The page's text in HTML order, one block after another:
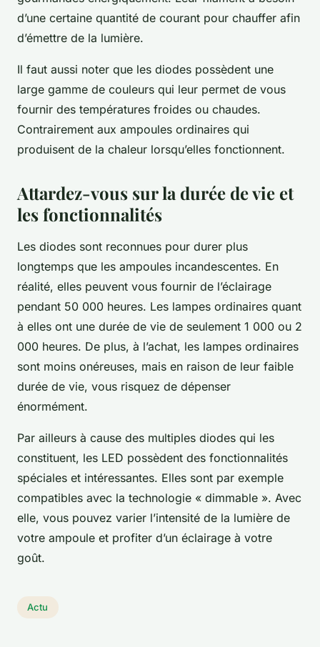
d’une certaine quantité de courant pour chauffer afin
d’émettre de la lumière.
Il faut aussi noter que les diodes possèdent une
large gamme de couleurs qui leur permet de vous
fournir des températures froides ou chaudes.
Contrairement aux ampoules ordinaires qui
produisent de la chaleur lorsqu’elles fonctionnent.
Attardez-vous sur la durée de vie et
les fonctionnalités
Les diodes sont reconnues pour durer plus
longtemps que les ampoules incandescentes. En
réalité, elles peuvent vous fournir de l’éclairage
pendant 50 000 heures. Les lampes ordinaires quant
à elles ont une durée de vie de seulement 1 000 ou 2
000 heures. De plus, à l’achat, les lampes ordinaires
sont moins onéreuses, mais en raison de leur faible
durée de vie, vous risquez de dépenser
énormément.
Par ailleurs à cause des multiples diodes qui les
constituent, les LED possèdent des fonctionnalités
spéciales et intéressantes. Elles sont par exemple
compatibles avec la technologie « dimmable ». Avec
elle, vous pouvez varier l’intensité de la lumière de
votre ampoule et profiter d’un éclairage à votre
goût.
Actu